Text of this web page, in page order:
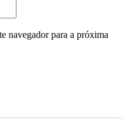
navegador para a próxima